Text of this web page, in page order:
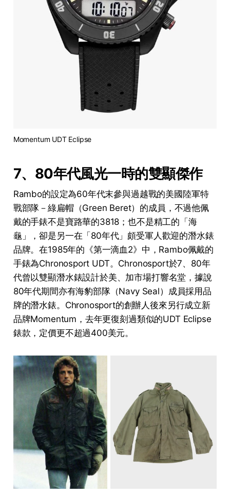
Momentum UDT Eclipse
7、80年代風光一時的雙顯傑作
Rambo的設定為60年代末參與過越戰的美國陸軍特
戰部隊－綠扁帽（Green Beret）的成員，不過他佩
戴的手錶不是寶路華的3818；也不是精工的「海
龜」，卻是另一在「80年代」頗受軍人歡迎的潛水錶
品牌。在1985年的《第一滴血2》中，Rambo佩戴的
手錶為Chronosport UDT。Chronosport於7、80年
代曾以雙顯潛水錶設計於美、加市場打響名堂，據說
80年代期間亦有海豹部隊（Navy Seal）成員採用品
牌的潛水錶。Chronosport的創辦人後來另行成立新
品牌Momentum，去年更復刻過類似的UDT Eclipse
錶款，定價更不超過400美元。